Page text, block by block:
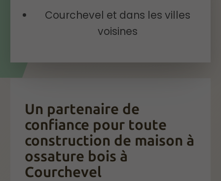
Courchevel et dans les villes
voisines
Un partenaire de
confiance pour toute
construction de maison à
ossature bois à
Courchevel